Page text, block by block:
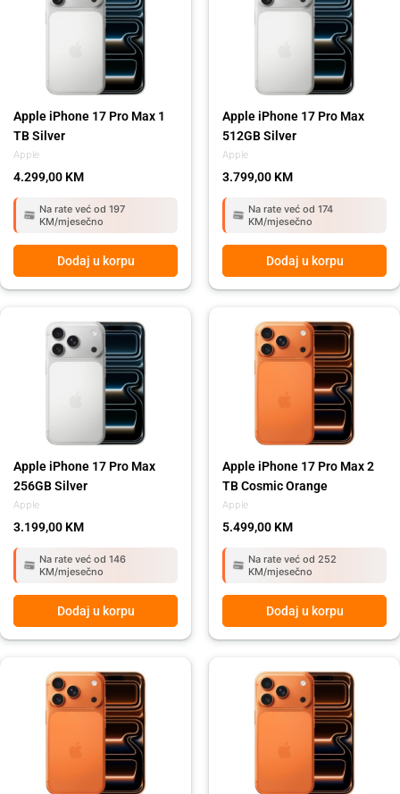
Apple
Apple iPhone 17 Pro Max 1
TB Silver
4.299,00 KM
Na rate već od 197
KM/mjesečno
Dodaj u korpu
Apple
Apple iPhone 17 Pro Max
512GB Silver
3.799,00 KM
Na rate već od 174
KM/mjesečno
Dodaj u korpu
Apple
Apple iPhone 17 Pro Max
256GB Silver
3.199,00 KM
Na rate već od 146
KM/mjesečno
Dodaj u korpu
Apple
Apple iPhone 17 Pro Max 2
TB Cosmic Orange
5.499,00 KM
Na rate već od 252
KM/mjesečno
Dodaj u korpu